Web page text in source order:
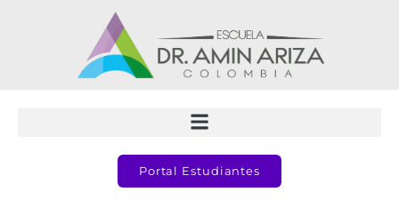
Portal Estudiantes